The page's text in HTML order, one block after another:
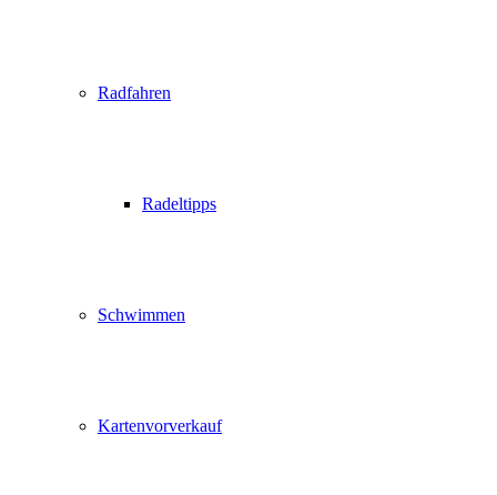
Radfahren
Radeltipps
Schwimmen
Kartenvorverkauf